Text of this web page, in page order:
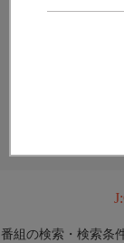
組の検索・検索条